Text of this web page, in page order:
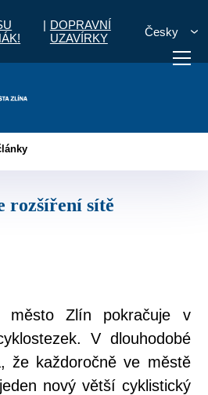
| DOPRAVNÍ
UZAVÍRKY
Česky
zaplatit
Zlín pokračuje v
V dlouhodobé
že každoročně ve městě
nový větší cyklistický